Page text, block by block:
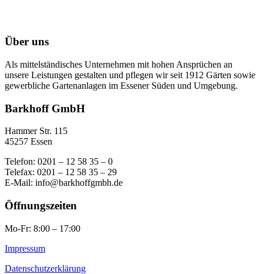
Über uns
Als mittelständisches Unternehmen mit hohen Ansprüchen an
unsere Leistungen gestalten und pflegen wir seit 1912 Gärten sowie
gewerbliche Gartenanlagen im Essener Süden und Umgebung.
Barkhoff GmbH
Hammer Str. 115
45257 Essen
Telefon: 0201 – 12 58 35 – 0
Telefax: 0201 – 12 58 35 – 29
E-Mail: info@barkhoffgmbh.de
Öffnungszeiten
Mo-Fr: 8:00 – 17:00
Impressum
Datenschutzerklärung